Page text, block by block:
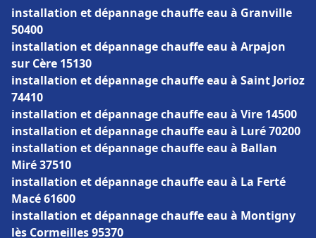
installation et dépannage chauffe eau à Granville
50400
installation et dépannage chauffe eau à Arpajon
sur Cère 15130
installation et dépannage chauffe eau à Saint Jorioz
74410
installation et dépannage chauffe eau à Vire 14500
installation et dépannage chauffe eau à Luré 70200
installation et dépannage chauffe eau à Ballan
Miré 37510
installation et dépannage chauffe eau à La Ferté
Macé 61600
installation et dépannage chauffe eau à Montigny
lès Cormeilles 95370